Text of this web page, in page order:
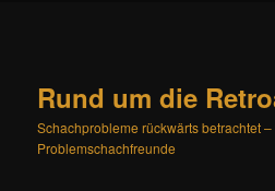
Rund um die
Schachprobleme rückwärts betrachtet
Problemschachfreunde